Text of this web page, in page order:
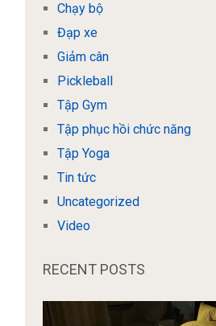
Chạy bộ
Đạp xe
Giảm cân
Pickleball
Tập Gym
Tập phục hồi chức năng
Tập Yoga
Tin tức
Uncategorized
Video
RECENT POSTS